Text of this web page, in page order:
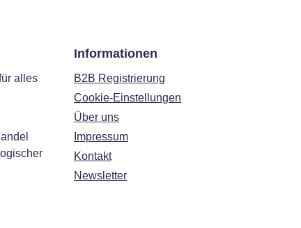
alles
Informationen
B2B Registrierung
Cookie-Einstellungen
Über uns
Impressum
Kontakt
Newsletter